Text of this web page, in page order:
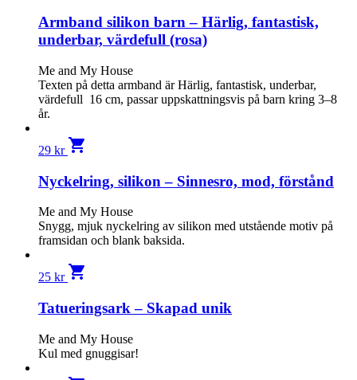
Armband silikon barn – Härlig, fantastisk,
underbar, värdefull (rosa)
Me and My House
Texten på detta armband är Härlig, fantastisk, underbar,
värdefull 16 cm, passar uppskattningsvis på barn kring 3–8
år.
29 kr shopping_cart
Nyckelring, silikon – Sinnesro, mod, förstånd
Me and My House
Snygg, mjuk nyckelring av silikon med utstående motiv på
framsidan och blank baksida.
25 kr shopping_cart
Tatueringsark – Skapad unik
Me and My House
Kul med gnuggisar!